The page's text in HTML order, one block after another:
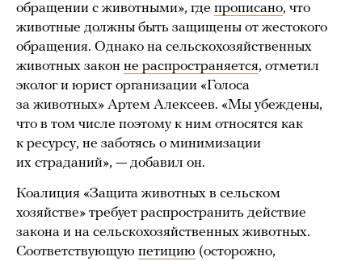
обращении с животными», где прописано, что
животные должны быть защищены от жестокого
обращения. Однако на сельскохозяйственных
животных закон не распространяется, отметил
эколог и юрист организации «Голоса
за животных» Артем Алексеев. «Мы убеждены,
что в том числе поэтому к ним относятся как
к ресурсу, не заботясь о минимизации
их страданий», — добавил он.
Коалиция «Защита животных в сельском
хозяйстве» требует распространить действие
закона и на сельскохозяйственных животных.
Соответствующую петицию (осторожно,